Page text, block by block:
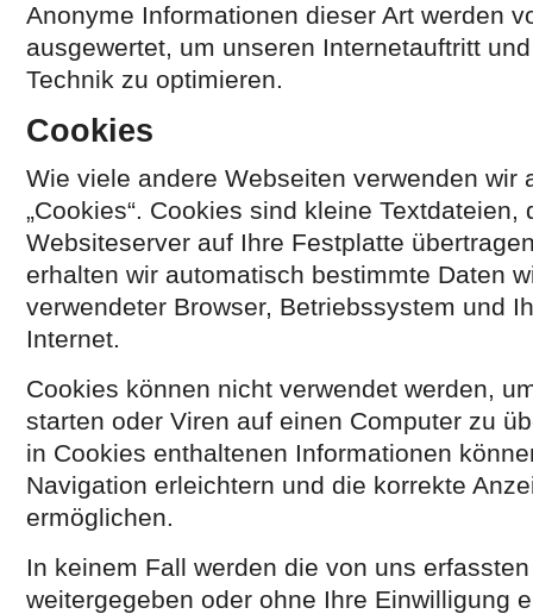
Anonyme Informationen dieser Art werden
ausgewertet, um unseren Internetauftritt
Technik zu optimieren.
Cookies
Wie viele andere Webseiten verwenden wir
„Cookies“. Cookies sind kleine Textdateien,
Websiteserver auf Ihre Festplatte
erhalten wir automatisch bestimmte Daten
verwendeter Browser, Betriebssystem und
Internet.
Cookies können nicht verwendet werden,
starten oder Viren auf einen Computer zu
in Cookies enthaltenen Informationen
Navigation erleichtern und die korrekte
ermöglichen.
In keinem Fall werden die von uns
weitergegeben oder ohne Ihre Einwilligung